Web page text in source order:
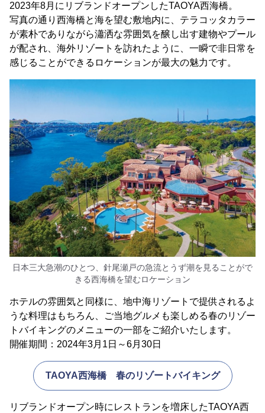
2023年8月にリブランドオープンしたTAOYA西海橋。
写真の通り西海橋と海を望む敷地内に、テラコッタカラー
が素朴でありながら瀟洒な雰囲気を醸し出す建物やプール
が配され、海外リゾートを訪れたように、一瞬で非日常を
感じることができるロケーションが最大の魅力です。
日本三大急潮のひとつ、針尾瀬戸の急流とうず潮を見ることがで
きる西海橋を望むロケーション
ホテルの雰囲気と同様に、地中海リゾートで提供されるよ
うな料理はもちろん、ご当地グルメも楽しめる春のリゾー
トバイキングのメニューの一部をご紹介いたします。
開催期間：2024年3月1日～6月30日
TAOYA西海橋 春のリゾートバイキング
リブランドオープン時にレストランを増床したTAOYA西